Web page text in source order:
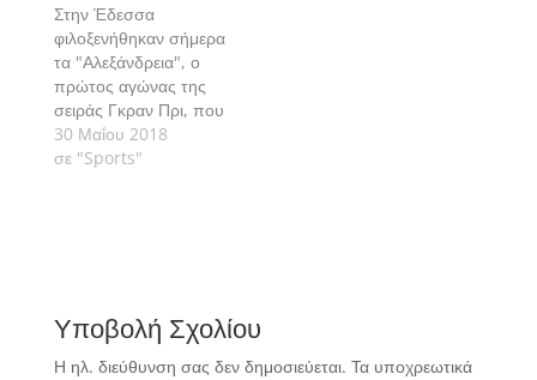
Στην Έδεσσα
φιλοξενήθηκαν σήμερα
τα "Αλεξάνδρεια", ο
πρώτος αγώνας της
σειράς Γκραν Πρι, που
και φέτος θα
αποτελέσει αγωνιστική
30 Μαΐου 2018
σε "Sports"
Υποβολή Σχολίου
Η ηλ. διεύθυνση σας δεν δημοσιεύεται. Τα υποχρεωτικά